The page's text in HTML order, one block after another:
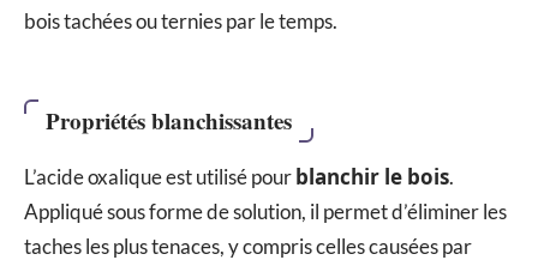
bois tachées ou ternies par le temps.
Propriétés blanchissantes
L’acide oxalique est utilisé pourblanchir le bois.
Appliqué sous forme de solution, il permet d’éliminer les
taches les plus tenaces, y compris celles causées par